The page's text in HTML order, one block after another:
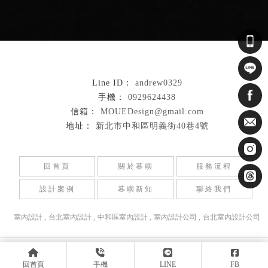
回首頁 手機 LINE FB
andrew0329
0929624438
MOUEDesign@gmail.com
新北市中和區明義街40巷4號
回首頁 關於暮嶼 服務流程
設計案例 暮嶼新知 聯絡我們
室內設計 台北室內設計 中和區室內設計 室內設計公司 台北室內設計公司
Designed by Copyright © 2026 隱私權政策 網站使用條款
累積人氣: 31616